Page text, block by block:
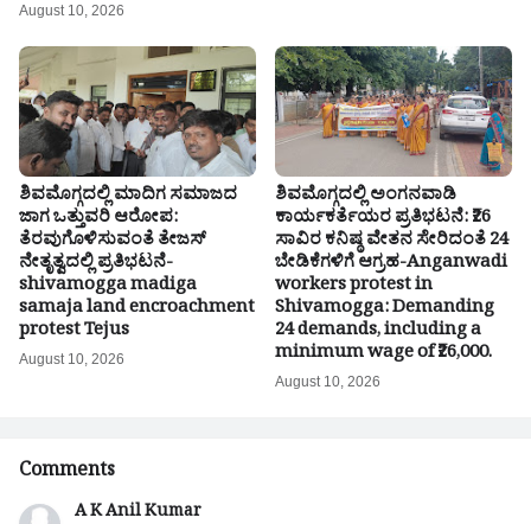
August 10, 2026
ಶಿವಮೊಗ್ಗದಲ್ಲಿ ಮಾದಿಗ ಸಮಾಜದ
ಜಾಗ ಒತ್ತುವರಿ ಆರೋಪ:
ತೆರವುಗೊಳಿಸುವಂತೆ ತೇಜಸ್
ನೇತೃತ್ವದಲ್ಲಿ ಪ್ರತಿಭಟನೆ-
shivamogga madiga
samaja land encroachment
protest Tejus
August 10, 2026
ಶಿವಮೊಗ್ಗದಲ್ಲಿ ಅಂಗನವಾಡಿ
ಕಾರ್ಯಕರ್ತೆಯರ ಪ್ರತಿಭಟನೆ: ₹26
ಸಾವಿರ ಕನಿಷ್ಠ ವೇತನ ಸೇರಿದಂತೆ 24
ಬೇಡಿಕೆಗಳಿಗೆ ಆಗ್ರಹ-Anganwadi
workers protest in
Shivamogga: Demanding
24 demands, including a
minimum wage of ₹26,000.
August 10, 2026
Comments
A K Anil Kumar